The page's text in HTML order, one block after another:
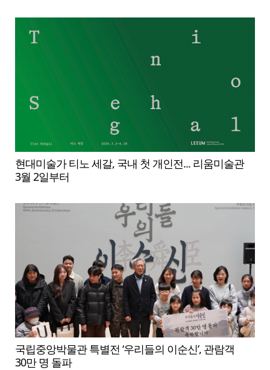
현대미술가 티노 세갈, 국내 첫 개인전... 리움미술관
3월 2일부터
국립중앙박물관 특별전 ‘우리들의 이순신’, 관람객
30만 명 돌파